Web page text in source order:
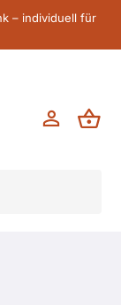
– individuell für